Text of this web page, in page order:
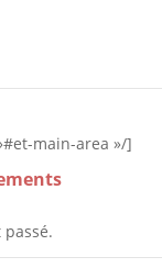
main-area »/]
passé.